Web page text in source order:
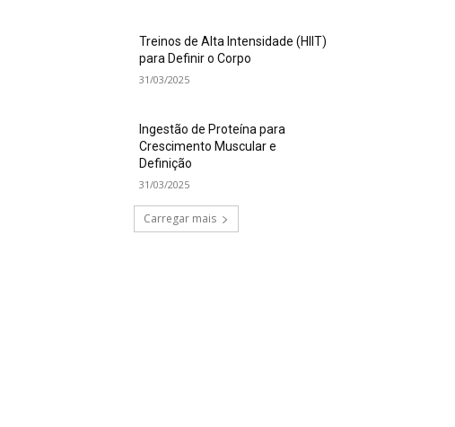
Treinos de Alta Intensidade (HIIT)
para Definir o Corpo
31/03/2025
Ingestão de Proteína para
Crescimento Muscular e
Definição
31/03/2025
Carregar mais